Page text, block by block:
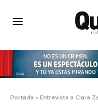
Portada »Entrevista a Clara